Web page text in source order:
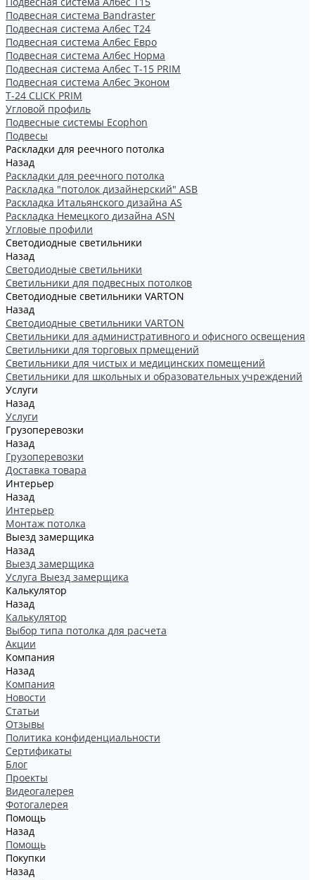
Подвесная система Bandraster
Подвесная система Албес T24
Подвесная система Албес Евро
Подвесная система Албес Норма
Подвесная система Албес Т-15 PRIM
Подвесная система Албес Эконом
Т-24 CLICK PRIM
Угловой профиль
Подвесные системы Ecophon
Подвесы
Раскладки для реечного потолка
Назад
Раскладки для реечного потолка
Раскладка "потолок дизайнерский" ASB
Раскладка Итальянского дизайна AS
Раскладка Немецкого дизайна АSN
Угловые профили
Светодиодные светильники
Назад
Светодиодные светильники
Светильники для подвесных потолков
Светодиодные светильники VARTON
Назад
Светодиодные светильники VARTON
Светильники для административного и офисного освещения
Светильники для торговых прмещений
Светильники для чистых и медицинских помещений
Светильники для школьных и образовательных учреждений
Услуги
Назад
Услуги
Грузоперевозки
Назад
Грузоперевозки
Доставка товара
Интерьер
Назад
Интерьер
Монтаж потолка
Выезд замерщика
Назад
Выезд замерщика
Услуга Выезд замерщика
Калькулятор
Назад
Калькулятор
Выбор типа потолка для расчета
Акции
Компания
Назад
Компания
Новости
Статьи
Отзывы
Политика конфиденциальности
Сертификаты
Блог
Проекты
Видеогалерея
Фотогалерея
Помощь
Назад
Помощь
Покупки
Назад